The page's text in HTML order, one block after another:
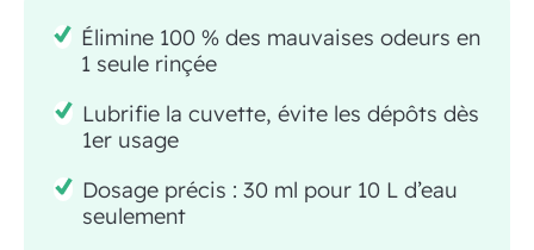
Élimine 100 % des mauvaises odeurs en
1 seule rinçée
Lubrifie la cuvette, évite les dépôts dès
1er usage
Dosage précis : 30 ml pour 10 L d’eau
seulement